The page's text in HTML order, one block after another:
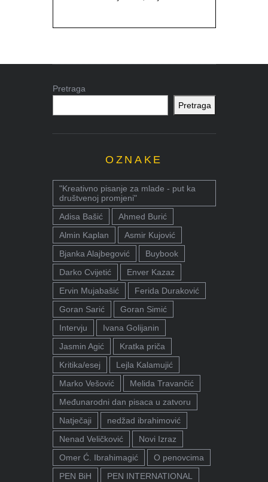
Pretraga
Pretraga
OZNAKE
"Kreativno pisanje za mlade - put ka
društvenoj promjeni"
Adisa Bašić
Ahmed Burić
Almin Kaplan
Asmir Kujović
Bjanka Alajbegović
Buybook
Darko Cvijetić
Enver Kazaz
Ervin Mujabašić
Ferida Duraković
Goran Sarić
Goran Simić
Intervju
Ivana Golijanin
Jasmin Agić
Kratka priča
Kritika/esej
Lejla Kalamujić
Marko Vešović
Melida Travančić
Međunarodni dan pisaca u zatvoru
Natječaji
nedžad ibrahimović
Nenad Veličković
Novi Izraz
Omer Ć. Ibrahimagić
O penovcima
PEN BiH
PEN INTERNATIONAL